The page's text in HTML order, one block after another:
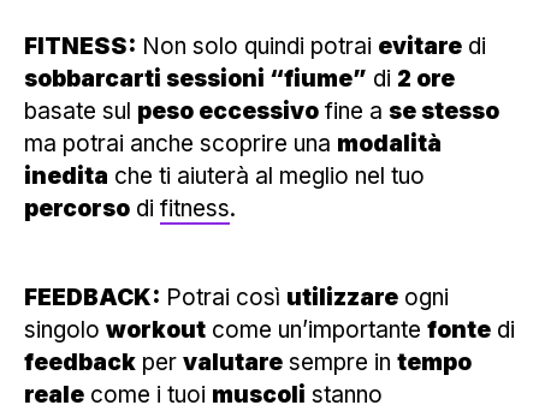
FITNESS: Non solo quindi potrai evitare di
sobbarcarti sessioni “fiume” di 2 ore
basate sul peso eccessivo fine a se stesso
ma potrai anche scoprire una modalità
inedita che ti aiuterà al meglio nel tuo
percorso di fitness.
FEEDBACK: Potrai così utilizzare ogni
singolo workout come un’importante fonte di
feedback per valutare sempre in tempo
reale come i tuoi muscoli stanno